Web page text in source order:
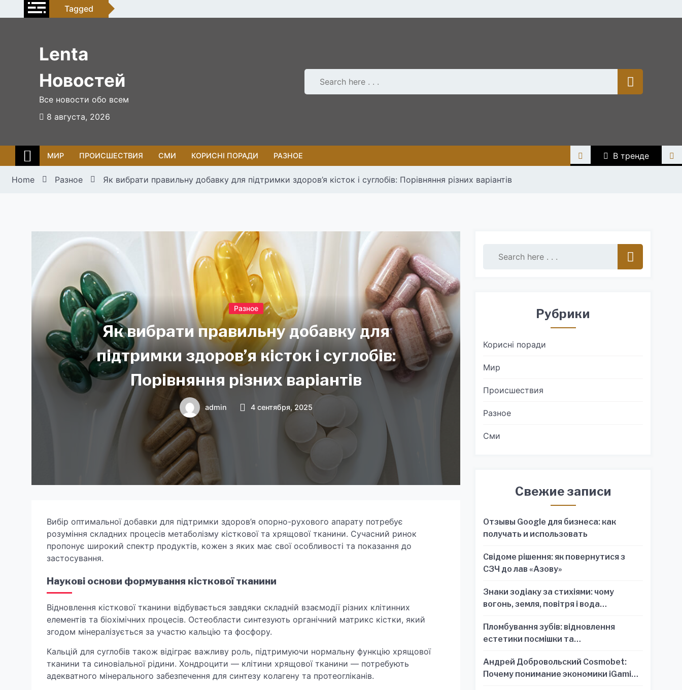
to
Tagged
Lenta
Новостей
Все новости обо всем
8 августа, 2026
МИР ПРОИСШЕСТВИЯ СМИ КОРИСНІ ПОРАДИ РАЗНОЕ В тренде
Home Разное Як вибрати правильну добавку для підтримки здоров’я кісток і суглобів: Порівняння різних варіантів
Разное
Як вибрати правильну добавку для
підтримки здоров’я кісток і суглобів:
Порівняння різних варіантів
admin 4 сентября, 2025
Вибір оптимальної добавки для підтримки здоров’я опорно-рухового апарату потребує
розуміння складних процесів метаболізму кісткової та хрящової тканини. Сучасний ринок
пропонує широкий спектр продуктів, кожен з яких має свої особливості та показання до
застосування.
Наукові основи формування кісткової тканини
Відновлення кісткової тканини відбувається завдяки складній взаємодії різних клітинних
елементів та біохімічних процесів. Остеобласти синтезують органічний матрикс кістки, який
згодом мінералізується за участю кальцію та фосфору.
Кальцій для суглобів також відіграє важливу роль, підтримуючи нормальну функцію хрящової
тканини та синовіальної рідини. Хондроцити — клітини хрящової тканини — потребують
адекватного мінерального забезпечення для синтезу колагену та протеогліканів.
Рубрики
Корисні поради
Мир
Происшествия
Разное
Сми
Свежие записи
Отзывы Google для бизнеса: как
получать и использовать
Свідоме рішення: як повернутися з
СЗЧ до лав «Азову»
Знаки зодіаку за стихіями: чому
вогонь, земля, повітря і вода
знак
Пломбування зубів: відновлення
естетики посмішки та
Андрей Добровольский Cosmobet:
Почему понимание экономики iGaming